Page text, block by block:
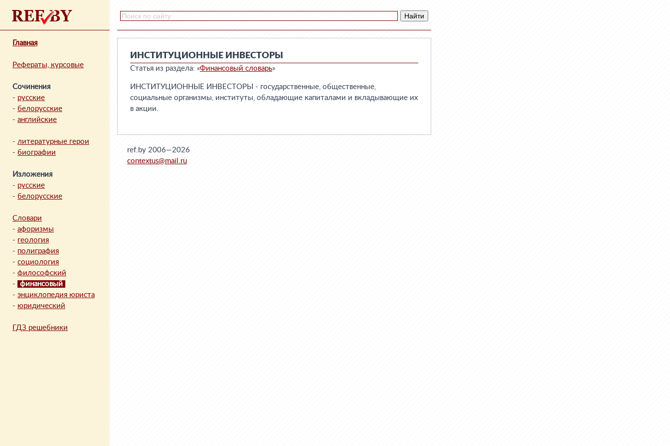
Главная
Рефераты, курсовые
Сочинения
- русские
- белорусские
- английские
- литературные герои
- биографии
Изложения
- русские
- белорусские
Словари
- афоризмы
- геология
- полиграфия
- социология
- философский
-
финансовый
- энциклопедия юриста
- юридический
ГДЗ решебники
ИНСТИТУЦИОННЫЕ ИНВЕСТОРЫ
Статья из раздела: «Финансовый словарь»
ИНСТИТУЦИОННЫЕ ИНВЕСТОРЫ - государственные, общественные,
социальные организмы, институты, обладающие капиталами и вкладывающие их
в акции.
ref.by 2006—2026
contextus@mail.ru